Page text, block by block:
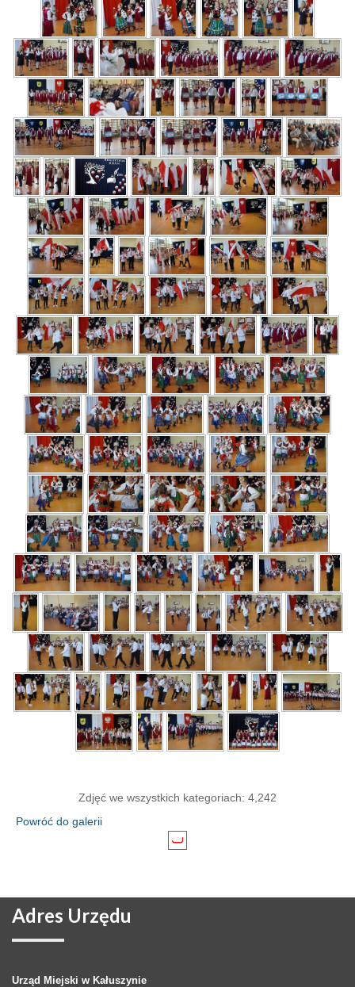
Zdjęć we wszystkich kategoriach: 4,242
Powróć do galerii
Adres Urzędu
Urząd Miejski w Kałuszynie